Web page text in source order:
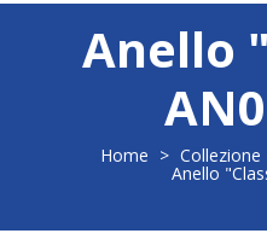
Anello
Home > Collezione
Anello